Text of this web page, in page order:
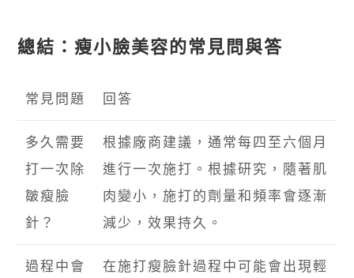
總結：瘦小臉美容的常見問與答
常見問題 回答
多久需要
打一次除
皺瘦臉
針？
根據廠商建議，通常每四至六個月
進行一次施打。根據研究，隨著肌
肉變小，施打的劑量和頻率會逐漸
減少，效果持久。
過程中會 在施打瘦臉針過程中可能會出現輕